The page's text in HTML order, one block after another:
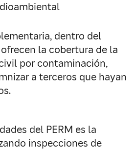
dentro del
la cobertura de la
por contaminación,
a terceros que hayan
del PERM es la
inspecciones de